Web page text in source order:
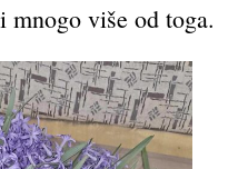
više od toga.